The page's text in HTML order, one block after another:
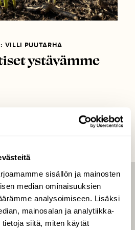
sisällön ja mainosten
median ominaisuuksien
analysoimiseen. Lisäksi
mainosalan ja analytiikka-
siitä, miten käytät
VILLI PUUTARHA
ystävämme
LEHTI
Uusin lehti
Tilaa Suomen Luonto